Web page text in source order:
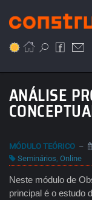
para
conteúdo
ANÁLISE
MÓDULO TEÓRICO –
Seminários, Online
Neste módulo de
principal é o estudo